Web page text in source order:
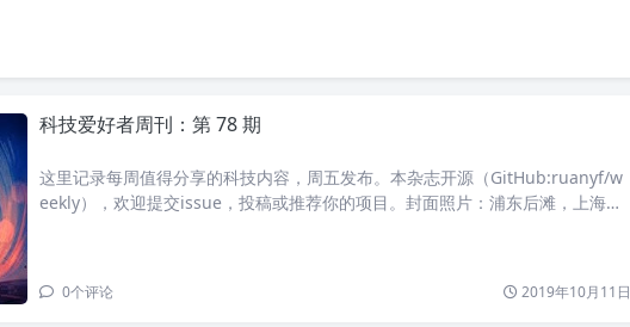
科技爱好者周刊：第 78 期
这里记录每周值得分享的科技内容，周五发布。本杂志开源（GitHub:ruanyf/w
eekly），欢迎提交issue，投稿或推荐你的项目。封面照片：浦东后滩，上海，
0个评论 2019年10月11日